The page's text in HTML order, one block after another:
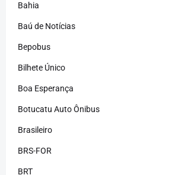
Bahia
Baú de Notícias
Bepobus
Bilhete Único
Boa Esperança
Botucatu Auto Ônibus
Brasileiro
BRS-FOR
BRT